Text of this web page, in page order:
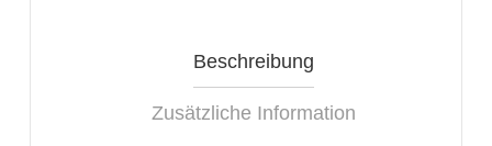
Beschreibung
Zusätzliche Information